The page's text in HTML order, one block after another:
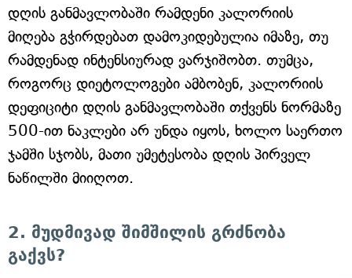
დღის განმავლობაში რამდენი კალორიის
მიღება გჭირდებათ დამოკიდებულია იმაზე, თუ
რამდენად ინტენსიურად ვარჯიშობთ. თუმცა,
როგორც დიეტოლოგები ამბობენ, კალორიის
დეფიციტი დღის განმავლობაში თქვენს ნორმაზე
500-ით ნაკლები არ უნდა იყოს, ხოლო საერთო
ჯამში სჯობს, მათი უმეტესობა დღის პირველ
ნაწილში მიიღოთ.
2. მუდმივად შიმშილის გრძნობა
გაქვს?